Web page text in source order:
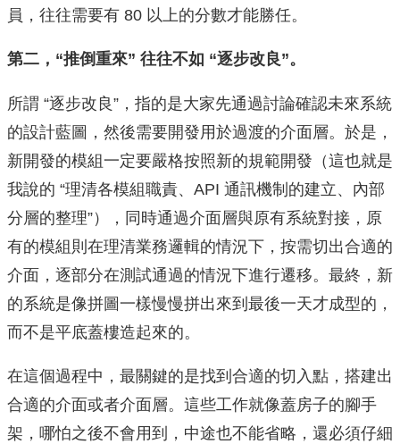
員，往往需要有 80 以上的分數才能勝任。
第二，“推倒重來” 往往不如 “逐步改良”。
所謂 “逐步改良”，指的是大家先通過討論確認未來系統
的設計藍圖，然後需要開發用於過渡的介面層。於是，
新開發的模組一定要嚴格按照新的規範開發（這也就是
我說的 “理清各模組職責、API 通訊機制的建立、內部
分層的整理”），同時通過介面層與原有系統對接，原
有的模組則在理清業務邏輯的情況下，按需切出合適的
介面，逐部分在測試通過的情況下進行遷移。最終，新
的系統是像拼圖一樣慢慢拼出來到最後一天才成型的，
而不是平底蓋樓造起來的。
在這個過程中，最關鍵的是找到合適的切入點，搭建出
合適的介面或者介面層。這些工作就像蓋房子的腳手
架，哪怕之後不會用到，中途也不能省略，還必須仔細